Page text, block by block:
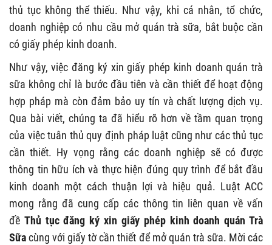
thủ tục không thể thiếu. Như vậy, khi cá nhân, tổ chức,
doanh nghiệp có nhu cầu mở quán trà sữa, bắt buộc cần
có giấy phép kinh doanh.
Như vậy, việc đăng ký xin giấy phép kinh doanh quán trà
sữa không chỉ là bước đầu tiên và cần thiết để hoạt động
hợp pháp mà còn đảm bảo uy tín và chất lượng dịch vụ.
Qua bài viết, chúng ta đã hiểu rõ hơn về tầm quan trọng
của việc tuân thủ quy định pháp luật cũng như các thủ tục
cần thiết. Hy vọng rằng các doanh nghiệp sẽ có được
thông tin hữu ích và thực hiện đúng quy trình để bắt đầu
kinh doanh một cách thuận lợi và hiệu quả. Luật ACC
mong rằng đã cung cấp các thông tin liên quan về vấn
đề Thủ tục đăng ký xin giấy phép kinh doanh quán Trà
Sữacùng với giấy tờ cần thiết để mở quán trà sữa. Mời các